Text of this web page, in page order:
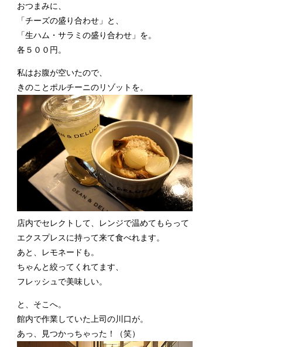
おつまみに、
「チーズの盛り合わせ」と、
「生ハム・サラミの盛り合わせ」を。
各５００円。
私はお腹が空いたので、
きのことポルチーニのリゾットを。
店内でセレクトして、レンジで温めてもらって
エクスプレスに持って来て食べれます。
あと、レモネードも。
ちゃんと絞ってくれてます、
フレッシュで美味しい。
と、そこへ。
館内で作業していた上司の川口が。
あっ、見つかっちゃった！（笑）